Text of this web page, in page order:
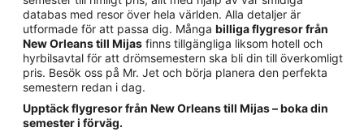
databas med resor över hela världen. Alla detaljer är
utformade för att passa dig. Många billiga flygresor från
New Orleans till Mijas finns tillgängliga liksom hotell och
hyrbilsavtal för att drömsemestern ska bli din till överkomligt
pris. Besök oss på Mr. Jet och börja planera den perfekta
semestern redan i dag.
Upptäck flygresor från New Orleans till Mijas – boka din
semester i förväg.